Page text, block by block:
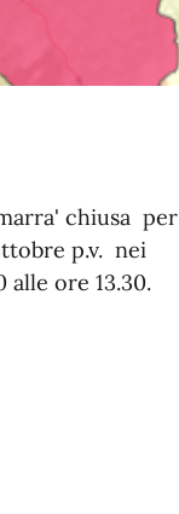
chiusa per
p.v. nei
ore 13.30.